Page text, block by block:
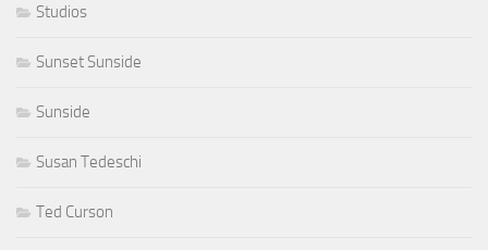
Studios
Sunset Sunside
Sunside
Susan Tedeschi
Ted Curson